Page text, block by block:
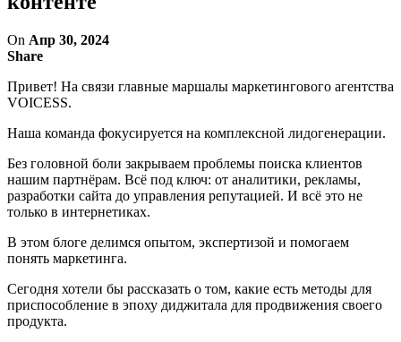
On Апр 30, 2024
Share
Привет! На связи главные маршалы маркетингового агентства
VOICESS.
Наша команда фокусируется на комплексной лидогенерации.
Без головной боли закрываем проблемы поиска клиентов
нашим партнёрам. Всё под ключ: от аналитики, рекламы,
разработки сайта до управления репутацией. И всё это не
только в интернетиках.
В этом блоге делимся опытом, экспертизой и помогаем
понять маркетинга.
Сегодня хотели бы рассказать о том, какие есть методы для
приспособление в эпоху диджитала для продвижения своего
продукта.